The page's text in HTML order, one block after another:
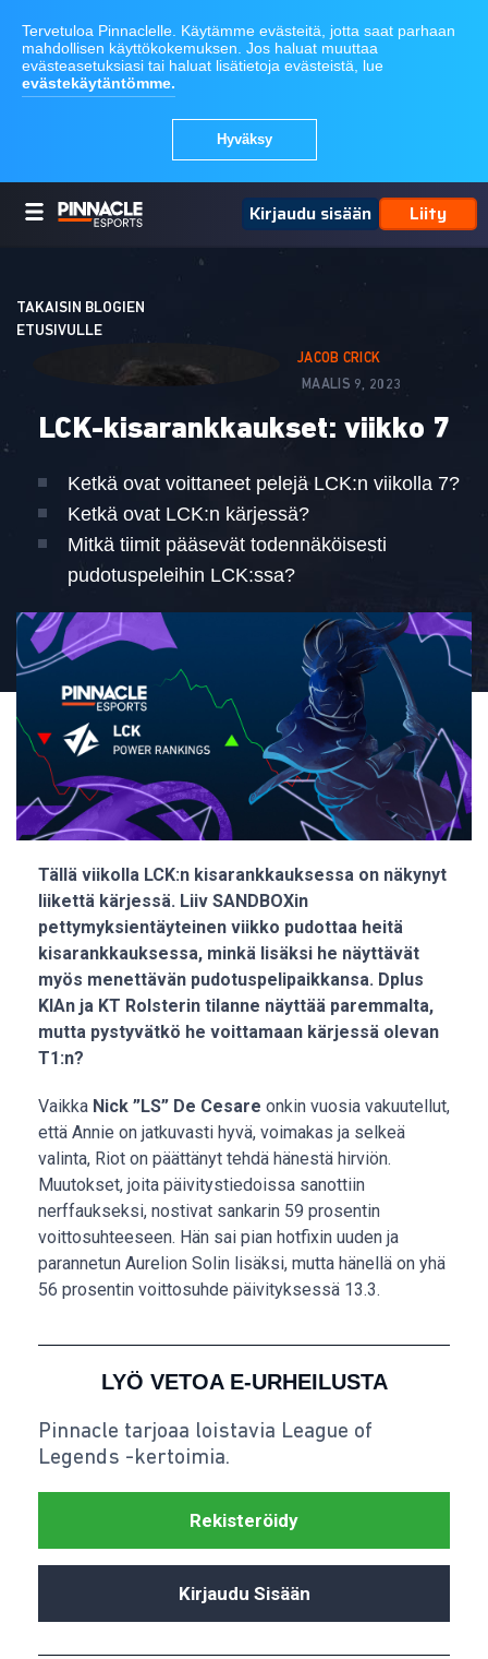
Kirjaudu sisään Liity
TAKAISIN BLOGIEN
ETUSIVULLE
JACOB CRICK
MAALIS 9, 2023
LCK-kisarankkaukset: viikko 7
Ketkä ovat voittaneet pelejä LCK:n viikolla 7?
Ketkä ovat LCK:n kärjessä?
Mitkä tiimit pääsevät todennäköisesti
pudotuspeleihin LCK:ssa?
Tällä viikolla LCK:n kisarankkauksessa on näkynyt
liikettä kärjessä. Liiv SANDBOXin
pettymyksientäyteinen viikko pudottaa heitä
kisarankkauksessa, minkä lisäksi he näyttävät
myös menettävän pudotuspelipaikkansa. Dplus
KIAn ja KT Rolsterin tilanne näyttää paremmalta,
mutta pystyvätkö he voittamaan kärjessä olevan
T1:n?
Vaikka Nick ”LS” De Cesare onkin vuosia vakuutellut,
että Annie on jatkuvasti hyvä, voimakas ja selkeä
valinta, Riot on päättänyt tehdä hänestä hirviön.
Muutokset, joita päivitystiedoissa sanottiin
nerffaukseksi, nostivat sankarin 59 prosentin
voittosuhteeseen. Hän sai pian hotfixin uuden ja
parannetun Aurelion Solin lisäksi, mutta hänellä on yhä
56 prosentin voittosuhde päivityksessä 13.3.
LYÖ VETOA E-URHEILUSTA
Pinnacle tarjoaa loistavia League of
Legends -kertoimia.
Rekisteröidy
Kirjaudu Sisään